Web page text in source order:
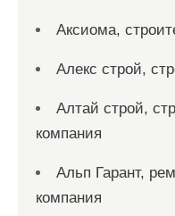
Аксиома,
Алекс строй,
Алтай строй,
компания
Альп Гарант,
компания